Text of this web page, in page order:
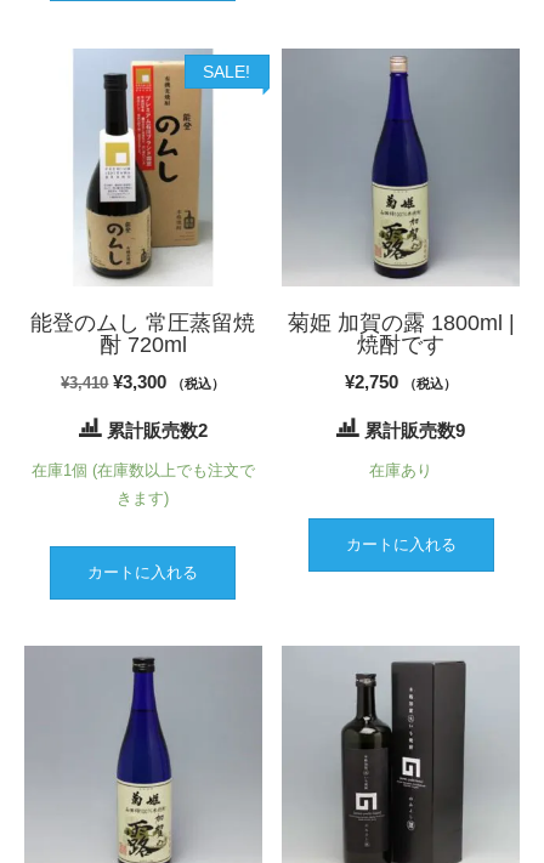
SALE!
能登のムし 常圧蒸留焼
酎 720ml
¥3,410 元
価
格
は
¥3,410
で
た。
¥3,300現
の
価
格
は
¥3,300
す。
（税込）
累計販売数2
在庫1個 (在庫数以上でも注文で
きます)
カートに入れる
菊姫 加賀の露 1800ml |
焼酎です
¥2,750 （税込）
累計販売数9
在庫あり
カートに入れる